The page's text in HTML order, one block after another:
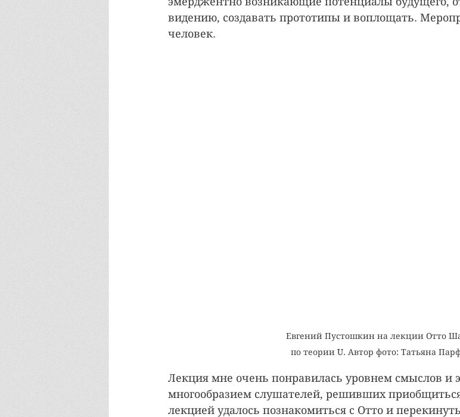
видению, создавать прототипы и воплощать.
человек.
Евгений Пустошкин на лекции Отто
по теории U. Автор фото: Татьяна
Лекция мне очень понравилась уровнем смыслов и
многообразием слушателей, решивших
лекцией удалось познакомиться с Отто и